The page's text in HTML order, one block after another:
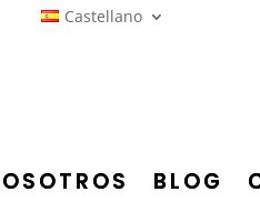
Castellano
BLOG